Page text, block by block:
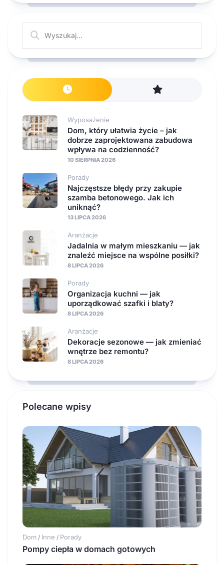
Wyposażenie
Dom, który ułatwia życie – jak
dobrze zaprojektowana zabudowa
wpływa na codzienność?
10 SIERPNIA 2026
Porady
Najczęstsze błędy przy zakupie
szamba betonowego. Jak ich
uniknąć?
13 LIPCA 2026
Aranżacje
Jadalnia w małym mieszkaniu — jak
znaleźć miejsce na wspólne posiłki?
8 LIPCA 2026
Porady
Organizacja kuchni — jak
uporządkować szafki i blaty?
8 LIPCA 2026
Aranżacje
Dekoracje sezonowe — jak zmieniać
wnętrze bez remontu?
8 LIPCA 2026
Polecane wpisy
Dom / Inne / Porady
Pompy ciepła w domach gotowych